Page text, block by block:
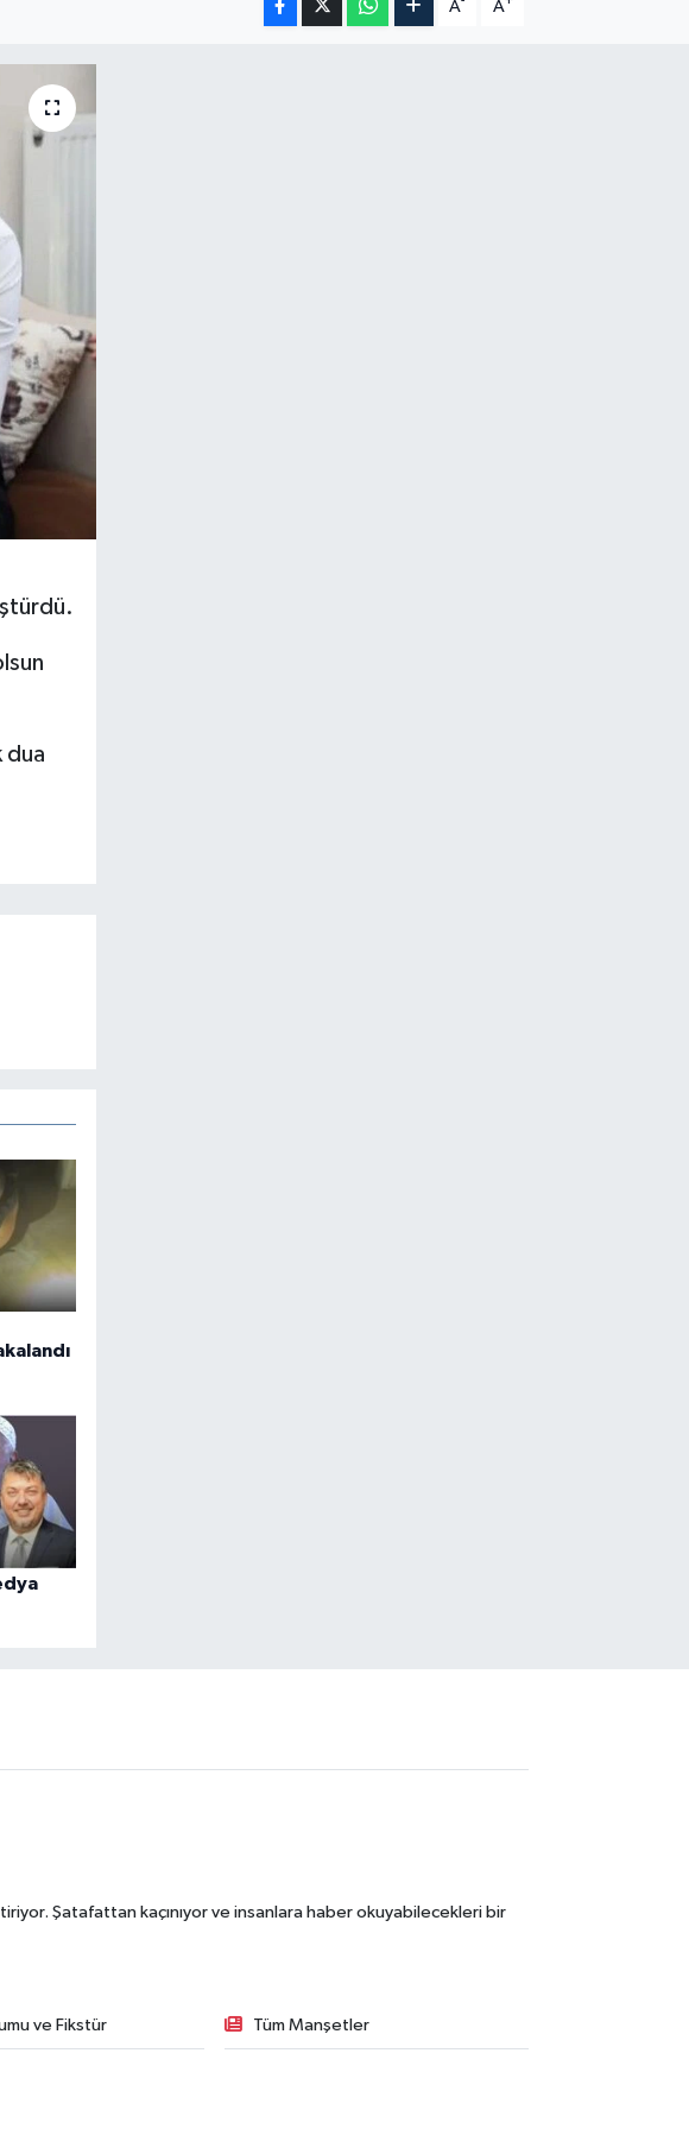
A A
dua
Şatafattan kaçınıyor ve insanlara haber okuyabilecekleri bir
ve Fikstür Tüm Manşetler